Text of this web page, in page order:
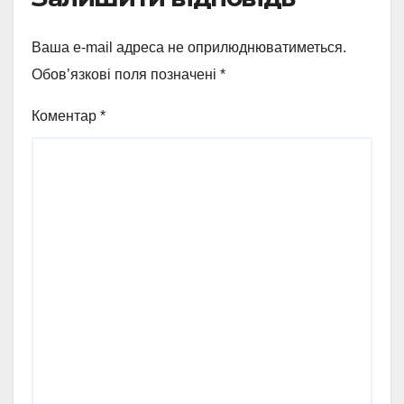
Ваша e-mail адреса не оприлюднюватиметься.
Обов’язкові поля позначені *
Коментар *